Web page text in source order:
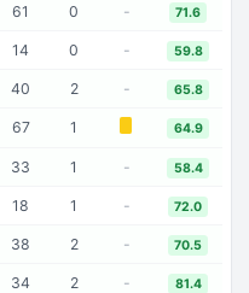
61 0 - 71.6
14 0 - 59.8
40 2 - 65.8
67 1 64.9
33 1 - 58.4
18 1 - 72.0
38 2 - 70.5
34 2 - 81.4